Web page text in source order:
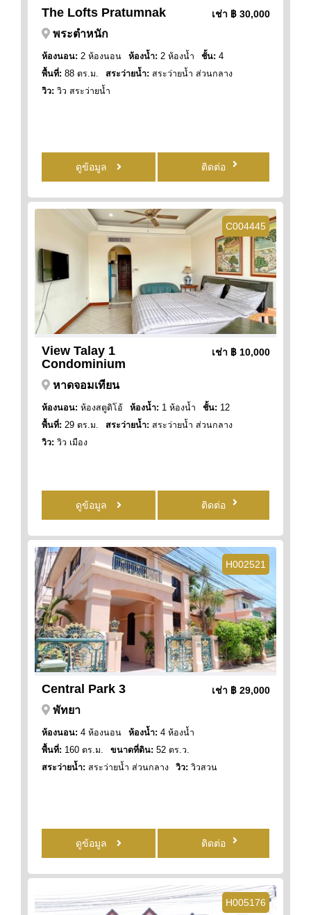
The Lofts Pratumnak เช่า ฿ 30,000
พระตำหนัก
ห้องนอน: 2 ห้องนอน ห้องน้ำ: 2 ห้องน้ำ ชั้น: 4
พื้นที่: 88 ตร.ม. สระว่ายน้ำ: สระว่ายน้ำ ส่วนกลาง
วิว: วิว สระว่ายน้ำ
ดูข้อมูล ติดต่อ
C004445
View Talay 1
Condominium
เช่า ฿ 10,000
หาดจอมเทียน
ห้องนอน: ห้องสตูดิโอ้ ห้องน้ำ: 1 ห้องน้ำ ชั้น: 12
พื้นที่: 29 ตร.ม. สระว่ายน้ำ: สระว่ายน้ำ ส่วนกลาง
วิว: วิว เมือง
ดูข้อมูล ติดต่อ
H002521
Central Park 3 เช่า ฿ 29,000
พัทยา
ห้องนอน: 4 ห้องนอน ห้องน้ำ: 4 ห้องน้ำ
พื้นที่: 160 ตร.ม. ขนาดที่ดิน: 52 ตร.ว.
สระว่ายน้ำ: สระว่ายน้ำ ส่วนกลาง วิว: วิวสวน
ดูข้อมูล ติดต่อ
H005176